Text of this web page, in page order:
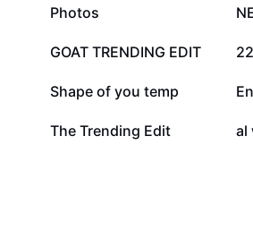
755,6 tys.
Photos
21 tys.
GOAT TRENDING EDIT
2,8 tys.
Shape of you temp
322
The Trending Edit al